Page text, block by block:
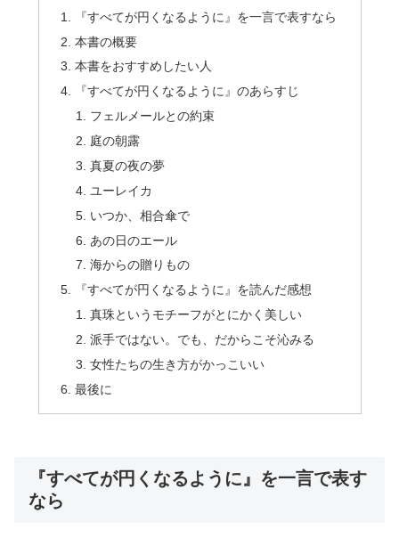
『すべてが円くなるように』を一言で表すなら
本書の概要
本書をおすすめしたい人
『すべてが円くなるように』のあらすじ
フェルメールとの約束
庭の朝露
真夏の夜の夢
ユーレイカ
いつか、相合傘で
あの日のエール
海からの贈りもの
『すべてが円くなるように』を読んだ感想
真珠というモチーフがとにかく美しい
派手ではない。でも、だからこそ沁みる
女性たちの生き方がかっこいい
最後に
『すべてが円くなるように』を一言で表す
なら